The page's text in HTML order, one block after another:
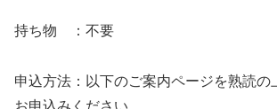
持ち物 ：不要
申込方法：以下のご案内ページを熟読の
お申込みください。